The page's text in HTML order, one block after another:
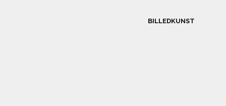
BILLEDKUNST